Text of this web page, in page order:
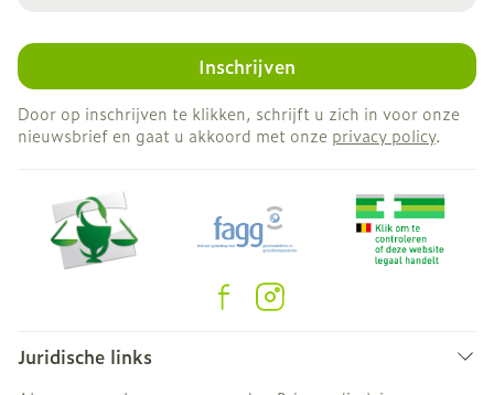
Inschrijven
Door op inschrijven te klikken, schrijft u zich in voor onze
nieuwsbrief en gaat u akkoord met onze privacy policy.
Juridische links